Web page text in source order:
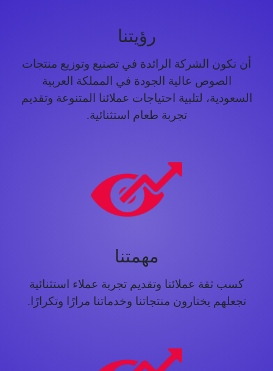
رؤيتنا
أن نكون الشركة الرائدة في تصنيع وتوزيع منتجات
الصوص عالية الجودة في المملكة العربية
السعودية، لتلبية احتياجات عملائنا المتنوعة وتقديم
تجربة طعام استثنائية.
مهمتنا
كسب ثقة عملائنا وتقديم تجربة عملاء استثنائية
تجعلهم يختارون منتجاتنا وخدماتنا مرارًا وتكرارًا.